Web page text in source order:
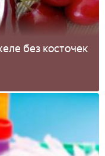
без косточек